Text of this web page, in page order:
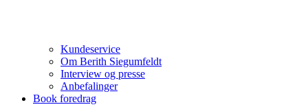
Kundeservice
Om Berith Siegumfeldt
Interview og presse
Anbefalinger
Book foredrag